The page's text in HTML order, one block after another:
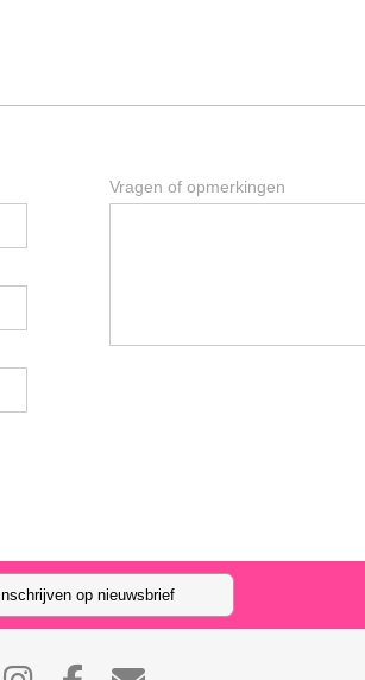
Vragen of opmerkingen
Inschrijven op nieuwsbrief